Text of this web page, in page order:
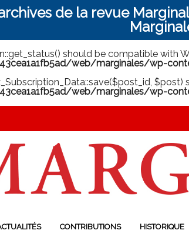
de la revue
should be compatible with
web/marginales/wp-
web/marginales/wp-
CONTRIBUTIONS HISTORIQUE